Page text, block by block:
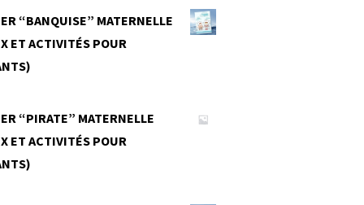
“BANQUISE” MATERNELLE
ET ACTIVITÉS POUR
“PIRATE” MATERNELLE
ET ACTIVITÉS POUR